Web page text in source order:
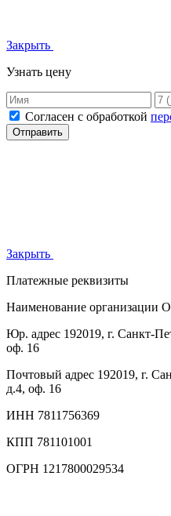
Закрыть
Узнать цену
Согласен с обработкой
Отправить
Закрыть
Платежные реквизиты
Наименование организации
Юр. адрес 192019, г. Санкт-
оф. 16
Почтовый адрес 192019, г.
д.4, оф. 16
ИНН 7811756369
КПП 781101001
ОГРН 1217800029534